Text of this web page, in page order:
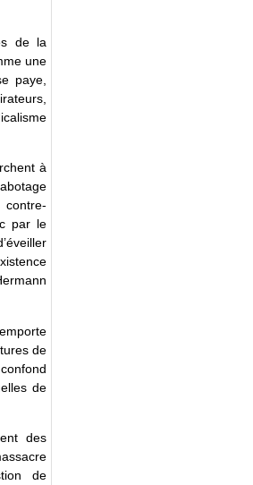
de la
une
paye,
à
contre-
par le
de
de
des
de